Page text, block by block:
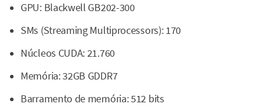
GPU: Blackwell GB202-300
SMs (Streaming Multiprocessors): 170
Núcleos CUDA: 21.760
Memória: 32GB GDDR7
Barramento de memória: 512 bits